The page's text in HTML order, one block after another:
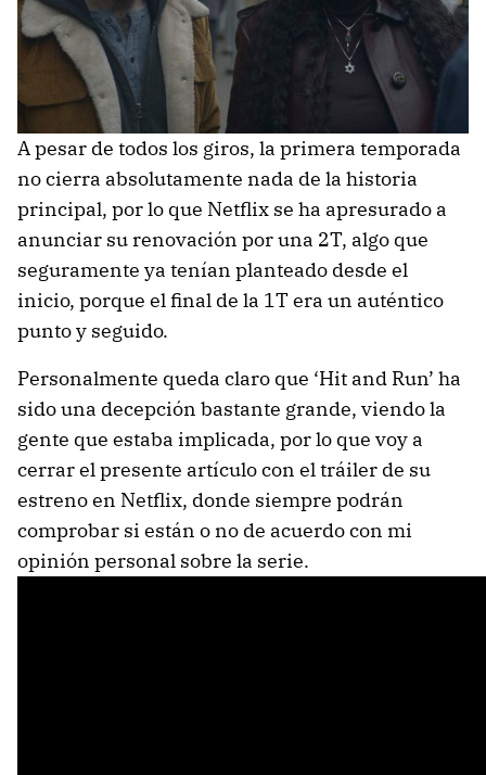
A pesar de todos los giros, la primera temporada
no cierra absolutamente nada de la historia
principal, por lo que Netflix se ha apresurado a
anunciar su renovación por una 2T, algo que
seguramente ya tenían planteado desde el
inicio, porque el final de la 1T era un auténtico
punto y seguido.
Personalmente queda claro que ‘Hit and Run’ ha
sido una decepción bastante grande, viendo la
gente que estaba implicada, por lo que voy a
cerrar el presente artículo con el tráiler de su
estreno en Netflix, donde siempre podrán
comprobar si están o no de acuerdo con mi
opinión personal sobre la serie.